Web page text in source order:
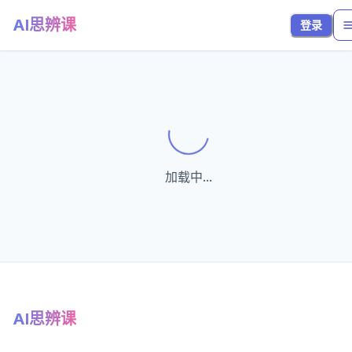
AI思辨课 登录
Loading...
加载中...
AI思辨课